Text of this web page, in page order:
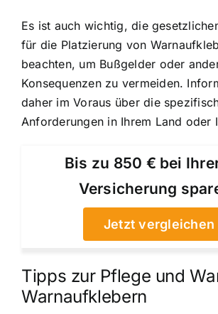
Es ist auch wichtig, die
für die Platzierung von
beachten, um Bußgelder oder
Konsequenzen zu vermeiden.
daher im Voraus über die
Anforderungen in Ihrem Land oder
Bis zu 850 € bei
Versicherung
Jetzt vergleichen
Tipps zur Pflege und
Warnaufklebern